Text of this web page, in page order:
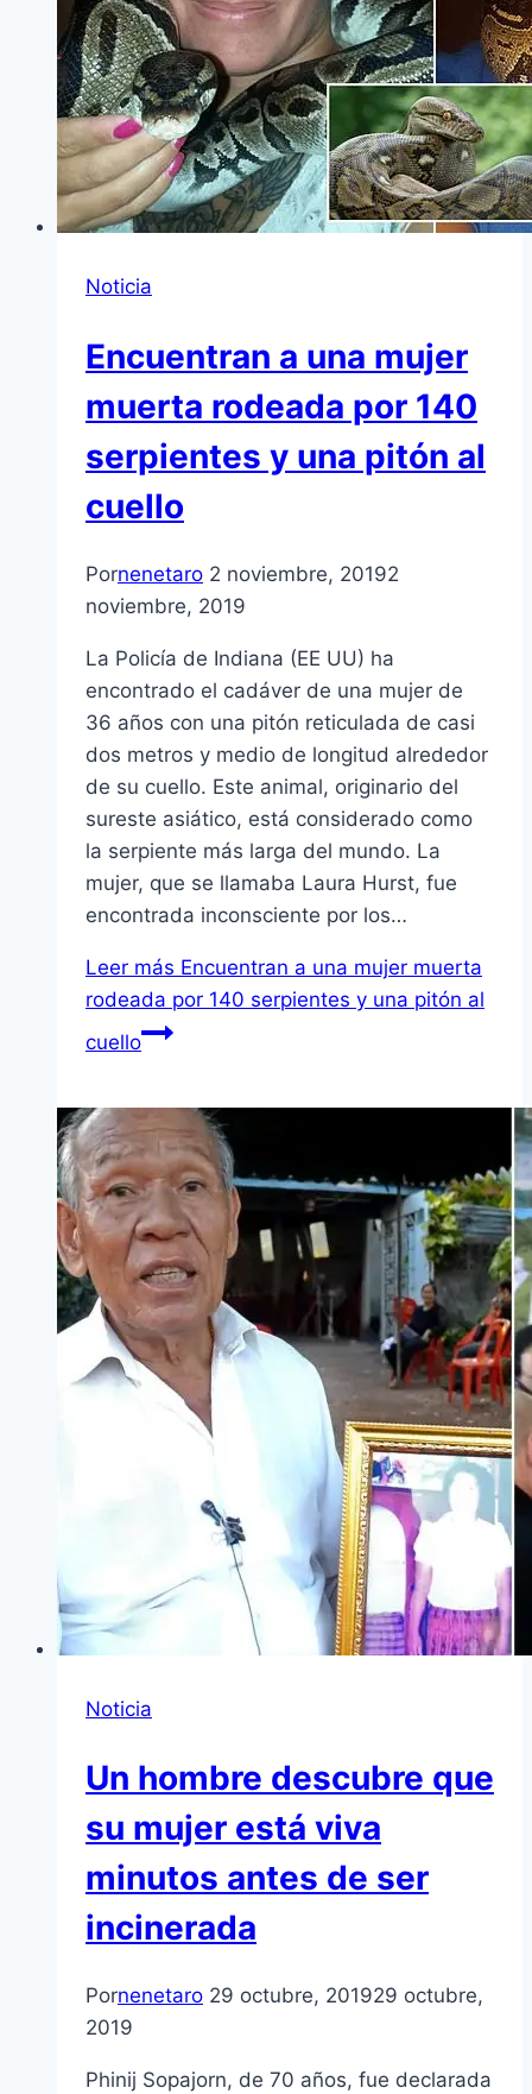
Noticia
Encuentran a una mujer
muerta rodeada por 140
serpientes y una pitón al
cuello
Pornenetaro 2 noviembre, 20192
noviembre, 2019
La Policía de Indiana (EE UU) ha
encontrado el cadáver de una mujer de
36 años con una pitón reticulada de casi
dos metros y medio de longitud alrededor
de su cuello. Este animal, originario del
sureste asiático, está considerado como
la serpiente más larga del mundo. La
mujer, que se llamaba Laura Hurst, fue
encontrada inconsciente por los…
Leer más Encuentran a una mujer muerta
rodeada por 140 serpientes y una pitón al
cuello
Noticia
Un hombre descubre que
su mujer está viva
minutos antes de ser
incinerada
Pornenetaro 29 octubre, 201929 octubre,
2019
Phinij Sopajorn, de 70 años, fue declarada